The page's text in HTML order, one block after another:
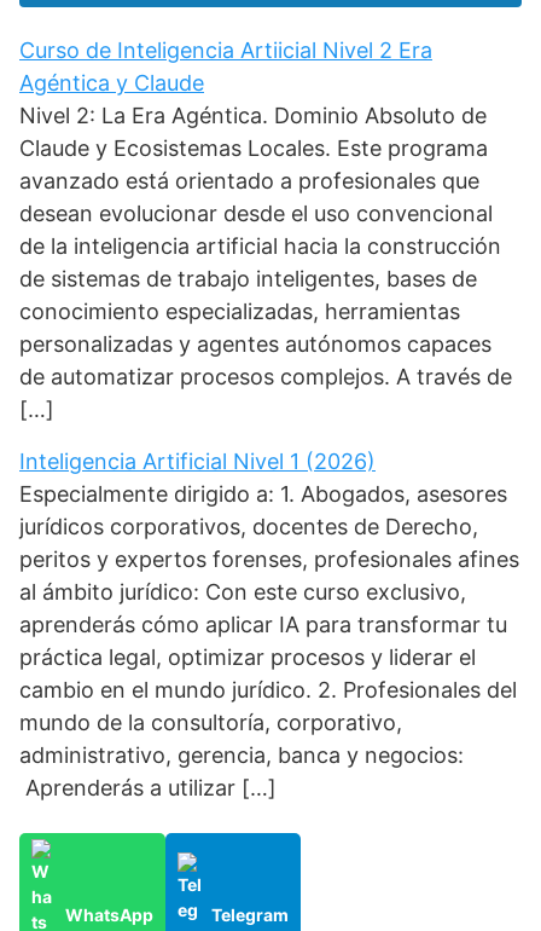
Curso de Inteligencia Artiicial Nivel 2 Era
Agéntica y Claude
Nivel 2: La Era Agéntica. Dominio Absoluto de
Claude y Ecosistemas Locales. Este programa
avanzado está orientado a profesionales que
desean evolucionar desde el uso convencional
de la inteligencia artificial hacia la construcción
de sistemas de trabajo inteligentes, bases de
conocimiento especializadas, herramientas
personalizadas y agentes autónomos capaces
de automatizar procesos complejos. A través de
[…]
Inteligencia Artificial Nivel 1 (2026)
Especialmente dirigido a: 1. Abogados, asesores
jurídicos corporativos, docentes de Derecho,
peritos y expertos forenses, profesionales afines
al ámbito jurídico: Con este curso exclusivo,
aprenderás cómo aplicar IA para transformar tu
práctica legal, optimizar procesos y liderar el
cambio en el mundo jurídico. 2. Profesionales del
mundo de la consultoría, corporativo,
administrativo, gerencia, banca y negocios:
Aprenderás a utilizar […]
WhatsApp Telegram